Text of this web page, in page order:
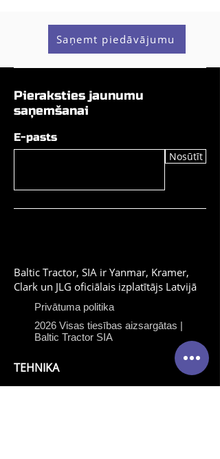
Saņemt piedāvājumu
Pieraksties jaunumu
saņemšanai
E-pasts
Nosūtīt
Baltic Tractor, SIA ir Yanmar, Kramer,
Clark un JLG oficiālais izplatītājs Latvijā
Privātuma politika
2026 Visas tiesības aizsargātas |
Baltic Tractor SIA
TEHNIKA